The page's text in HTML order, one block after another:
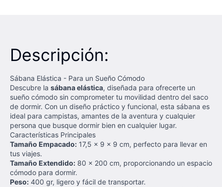
Descripción:
Sábana Elástica - Para un Sueño Cómodo
Descubre la sábana elástica, diseñada para ofrecerte un
sueño cómodo sin comprometer tu movilidad dentro del saco
de dormir. Con un diseño práctico y funcional, esta sábana es
ideal para campistas, amantes de la aventura y cualquier
persona que busque dormir bien en cualquier lugar.
Características Principales
Tamaño Empacado: 17,5 x 9 x 9 cm, perfecto para llevar en
tus viajes.
Tamaño Extendido: 80 x 200 cm, proporcionando un espacio
cómodo para dormir.
Peso: 400 gr, ligero y fácil de transportar.